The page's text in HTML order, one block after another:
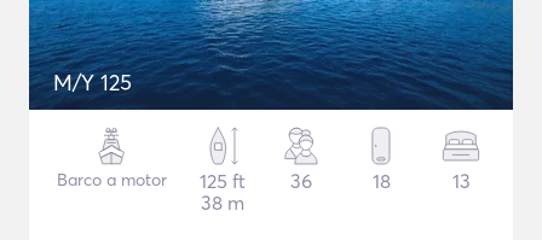
M/Y 125
Barco a motor
125 ft
38 m
36 18 13